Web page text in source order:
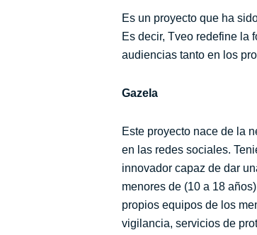
Es un proyecto que ha
Es decir, Tveo redefine la
audiencias tanto en los
Gazela
Este proyecto nace de la
en las redes sociales.
innovador capaz de dar
menores de (10 a 18
propios equipos de los
vigilancia, servicios de